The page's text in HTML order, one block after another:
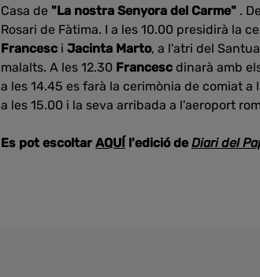
Casa de "La nostra Senyora del Carme" .
Rosari de Fàtima. I a les 10.00 presidirà la
Francesc i Jacinta Marto, a l'atri del
malalts. A les 12.30 Francesc dinarà amb
a les 14.45 es farà la cerimònia de comiat
a les 15.00 i la seva arribada a l'aeroport
Es pot escoltar AQUÍ l'edició deDiari del